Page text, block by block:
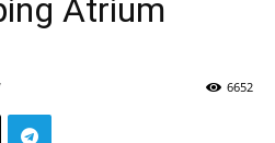
Atrium
6652